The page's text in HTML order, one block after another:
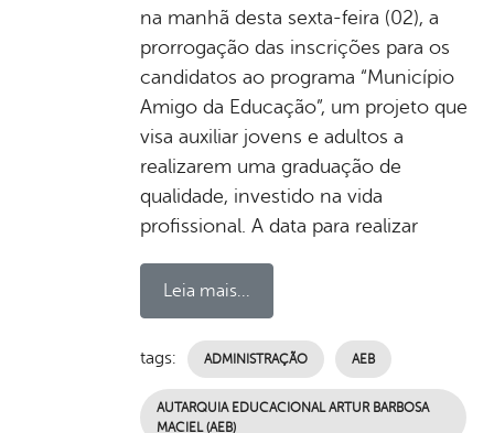
na manhã desta sexta-feira (02), a
prorrogação das inscrições para os
candidatos ao programa “Município
Amigo da Educação”, um projeto que
visa auxiliar jovens e adultos a
realizarem uma graduação de
qualidade, investido na vida
profissional. A data para realizar
Leia mais...
tags: ADMINISTRAÇÃO AEB
AUTARQUIA EDUCACIONAL ARTUR BARBOSA
MACIEL (AEB)